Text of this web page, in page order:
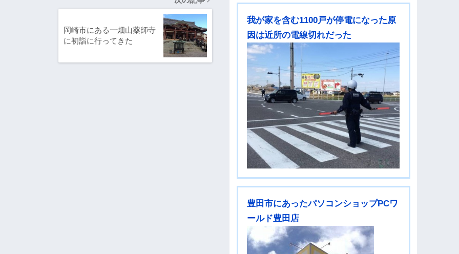
岡崎市にある一畑山薬師寺
に初詣に行ってきた
我が家を含む1100戸が停電になった原
因は近所の電線切れだった
豊田市にあったパソコンショップPCワ
ールド豊田店